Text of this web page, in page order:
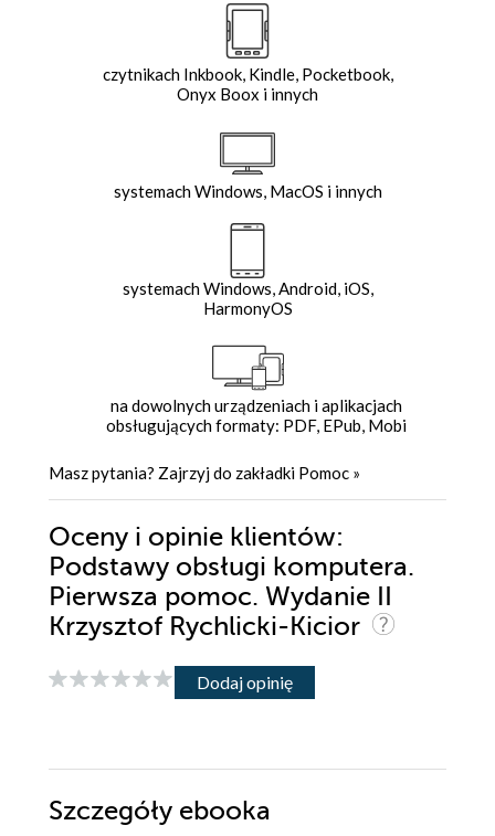
czytnikach Inkbook, Kindle, Pocketbook,
Onyx Boox i innych
systemach Windows, MacOS i innych
systemach Windows, Android, iOS,
HarmonyOS
na dowolnych urządzeniach i aplikacjach
obsługujących formaty: PDF, EPub, Mobi
Masz pytania? Zajrzyj do zakładki Pomoc »
Oceny i opinie klientów:
Podstawy obsługi komputera.
Pierwsza pomoc. Wydanie II
Krzysztof Rychlicki-Kicior
Dodaj opinię
Szczegóły ebooka